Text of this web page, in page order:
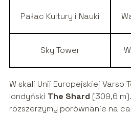
Pałac Kultury i Nauki
Sky Tower
W skali Unii Europejskiej Varso
londyński The Shard (309,6
rozszerzymy porównanie na